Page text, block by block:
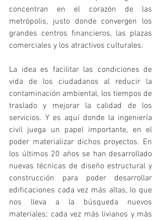
concentran en el corazón de las
metrópolis, justo donde convergen los
grandes centros financieros, las plazas
comerciales y los atractivos culturales.
La idea es facilitar las condiciones de
vida de los ciudadanos al reducir la
contaminación ambiental, los tiempos de
traslado y mejorar la calidad de los
servicios. Y es aquí donde la ingeniería
civil juega un papel importante, en el
poder materializar dichos proyectos. En
los últimos 20 años se han desarrollado
nuevas técnicas de diseño estructural y
construcción para poder desarrollar
edificaciones cada vez más altas, lo que
nos lleva a la búsqueda nuevos
materiales; cada vez más livianos y más